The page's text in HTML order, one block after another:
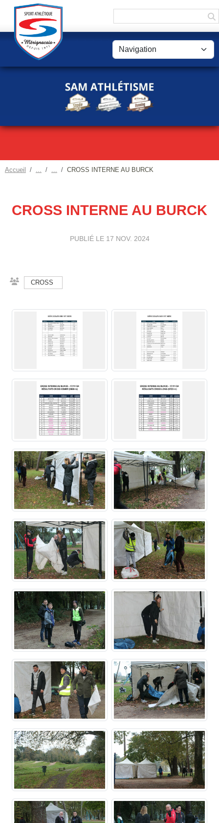
Accueil CROSS INTERNE AU BURCK
CROSS INTERNE AU BURCK
PUBLIÉ LE 17 NOV. 2024
CROSS
Panneau de gestion des cookies